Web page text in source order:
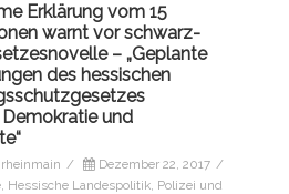
Erklärung vom 15
warnt vor schwarz-
– „Geplante
des hessischen
und
/ Dezember 22, 2017 /
, Hessische Landespolitik, Polizei und